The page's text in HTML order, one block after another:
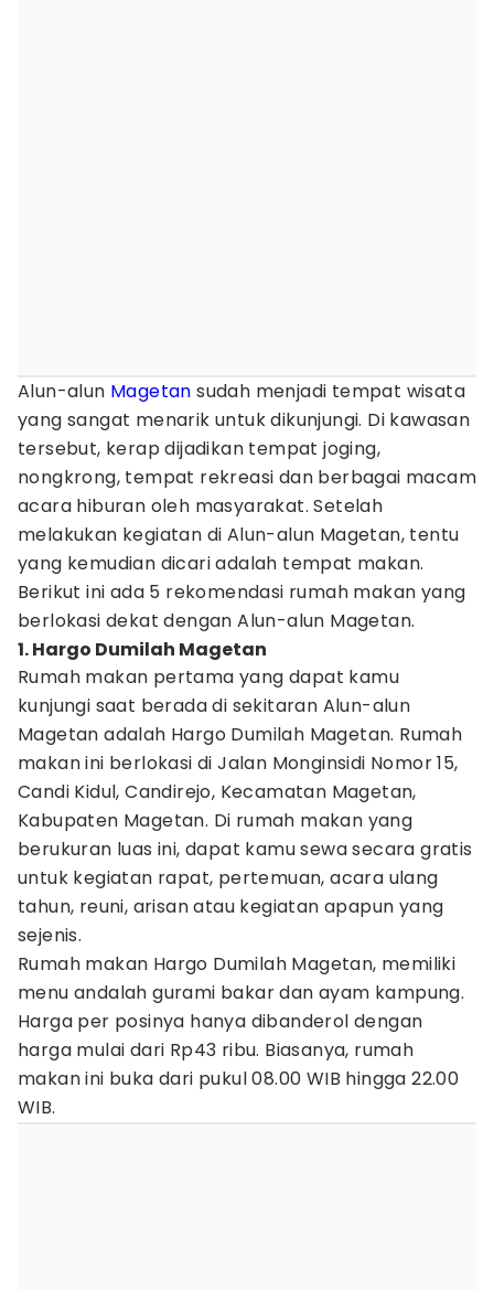
Alun-alun Magetan sudah menjadi tempat wisata
yang sangat menarik untuk dikunjungi. Di kawasan
tersebut, kerap dijadikan tempat joging,
nongkrong, tempat rekreasi dan berbagai macam
acara hiburan oleh masyarakat. Setelah
melakukan kegiatan di Alun-alun Magetan, tentu
yang kemudian dicari adalah tempat makan.
Berikut ini ada 5 rekomendasi rumah makan yang
berlokasi dekat dengan Alun-alun Magetan.
1. Hargo Dumilah Magetan
Rumah makan pertama yang dapat kamu
kunjungi saat berada di sekitaran Alun-alun
Magetan adalah Hargo Dumilah Magetan. Rumah
makan ini berlokasi di Jalan Monginsidi Nomor 15,
Candi Kidul, Candirejo, Kecamatan Magetan,
Kabupaten Magetan. Di rumah makan yang
berukuran luas ini, dapat kamu sewa secara gratis
untuk kegiatan rapat, pertemuan, acara ulang
tahun, reuni, arisan atau kegiatan apapun yang
sejenis.
Rumah makan Hargo Dumilah Magetan, memiliki
menu andalah gurami bakar dan ayam kampung.
Harga per posinya hanya dibanderol dengan
harga mulai dari Rp43 ribu. Biasanya, rumah
makan ini buka dari pukul 08.00 WIB hingga 22.00
WIB.